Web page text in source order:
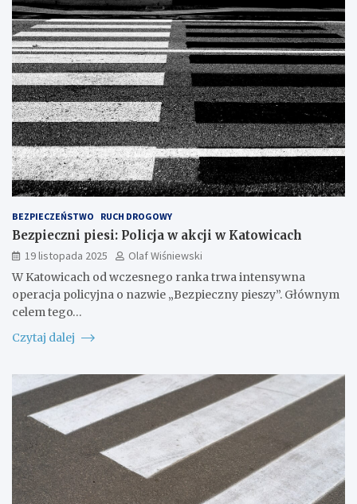
BEZPIECZEŃSTWO RUCH DROGOWY
Bezpieczni piesi: Policja w akcji w Katowicach
19 listopada 2025
Olaf Wiśniewski
W Katowicach od wczesnego ranka trwa intensywna
operacja policyjna o nazwie „Bezpieczny pieszy”. Głównym
celem tego…
Czytaj dalej